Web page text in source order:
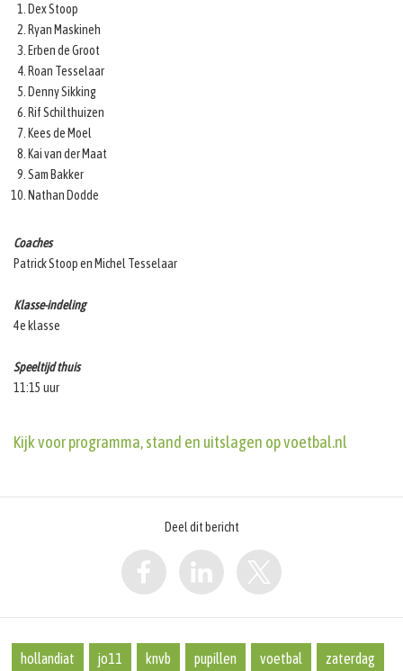
Dex Stoop
Ryan Maskineh
Erben de Groot
Roan Tesselaar
Denny Sikking
Rif Schilthuizen
Kees de Moel
Kai van der Maat
Sam Bakker
Nathan Dodde
Coaches
Patrick Stoop en Michel Tesselaar
Klasse-indeling
4e klasse
Speeltijd thuis
11:15 uur
Kijk voor programma, stand en uitslagen op voetbal.nl
Deel dit bericht
hollandiat jo11 knvb pupillen voetbal zaterdag